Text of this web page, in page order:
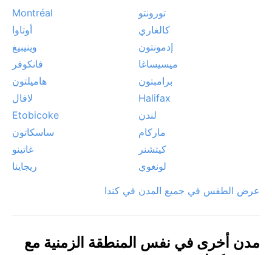
الفعلية، لذا ينبغي الانتباه لأدق تفاصيل الطقس خلال الشتاء.
تورونتو
Montréal
كالغاري
أوتاوا
إدمونتون
وينيبيغ
ميسيساغا
فانكوفر
برامبتون
هاميلتون
Halifax
لافال
لندن
Etobicoke
ماركام
ساسكاتون
كيتشنر
غاتينو
لونغوي
ريجاينا
عرض الطقس في جميع المدن في كندا
مدن أخرى في نفس المنطقة الزمنية مع